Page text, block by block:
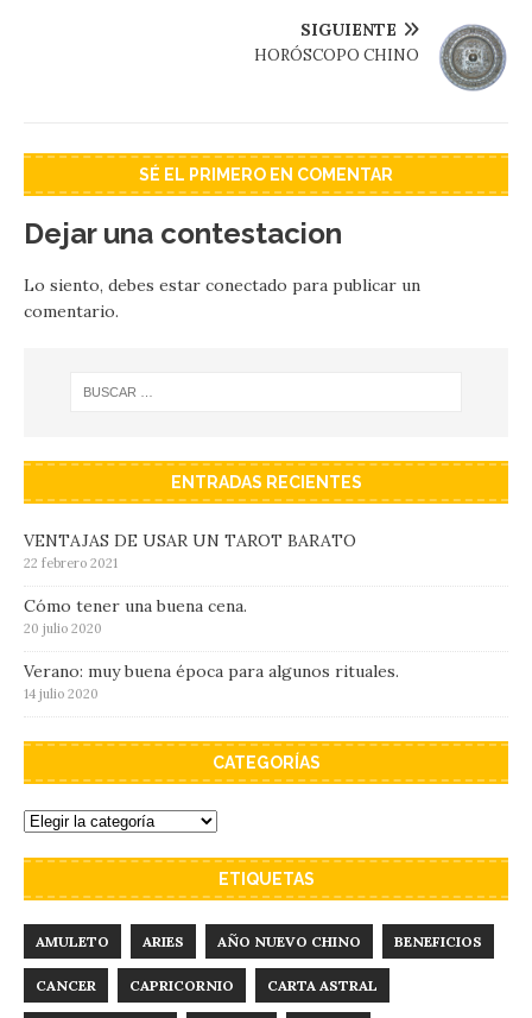
SIGUIENTE
HORÓSCOPO CHINO
SÉ EL PRIMERO EN COMENTAR
Dejar una contestacion
Lo siento, debes estar conectado para publicar un
comentario.
ENTRADAS RECIENTES
VENTAJAS DE USAR UN TAROT BARATO
22 febrero 2021
Cómo tener una buena cena.
20 julio 2020
Verano: muy buena época para algunos rituales.
14 julio 2020
CATEGORÍAS
ETIQUETAS
AMULETO ARIES AÑO NUEVO CHINO BENEFICIOS
CANCER CAPRICORNIO CARTA ASTRAL